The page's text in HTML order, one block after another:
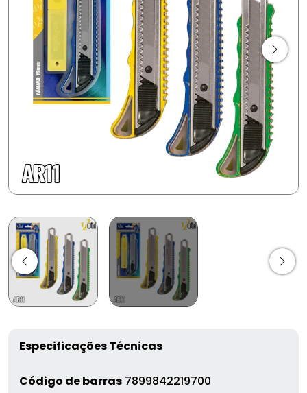
Especificações Técnicas
Código de barras 7899842219700